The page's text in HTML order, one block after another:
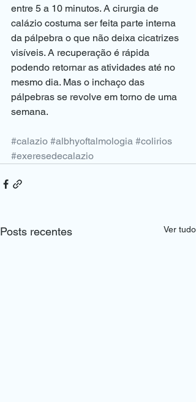
entre 5 a 10 minutos. A cirurgia de
calázio costuma ser feita parte interna
da pálpebra o que não deixa cicatrizes
visíveis. A recuperação é rápida
podendo retornar as atividades até no
mesmo dia. Mas o inchaço das
pálpebras se revolve em torno de uma
semana.
#calazio #albhyoftalmologia #colirios
#exeresedecalazio
Posts recentes Ver tudo